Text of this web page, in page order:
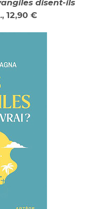
disent-ils
12,90 €